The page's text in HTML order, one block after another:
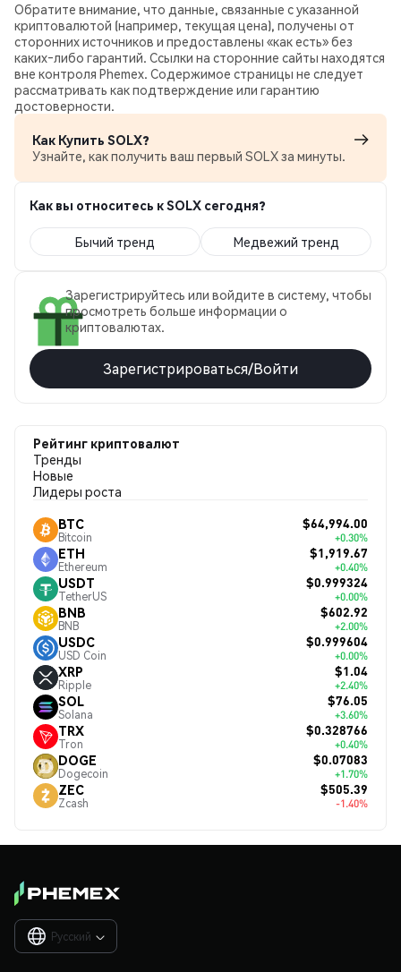
Обратите внимание, что данные, связанные с указанной
криптовалютой (например, текущая цена), получены от
сторонних источников и предоставлены «как есть» без
каких‑либо гарантий. Ссылки на сторонние сайты находятся
вне контроля Phemex. Содержимое страницы не следует
рассматривать как подтверждение или гарантию
достоверности.
Как Купить SOLX?
Узнайте, как получить ваш первый SOLX за минуты.
Как вы относитесь к SOLX сегодня?
Бычий тренд Медвежий тренд
Зарегистрируйтесь или войдите в систему, чтобы
просмотреть больше информации о
криптовалютах.
Зарегистрироваться/Войти
Рейтинг криптовалют
Тренды
Новые
Лидеры роста
BTC
Bitcoin
$64,994.00
+0.30%
ETH
Ethereum
$1,919.67
+0.40%
USDT
TetherUS
$0.999324
+0.00%
BNB
BNB
$602.92
+2.00%
USDC
USD Coin
$0.999604
+0.00%
XRP
Ripple
$1.04
+2.40%
SOL
Solana
$76.05
+3.60%
TRX
Tron
$0.328766
+0.40%
DOGE
Dogecoin
$0.07083
+1.70%
ZEC
Zcash
$505.39
-1.40%
Русский 